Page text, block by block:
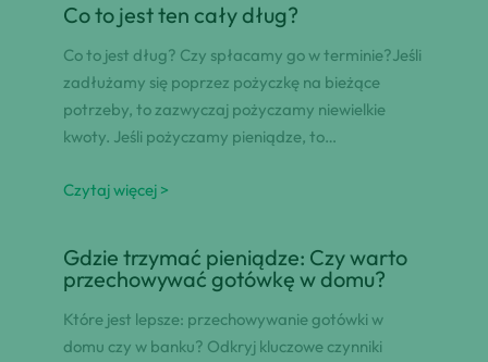
Co to jest ten cały dług?
Co to jest dług? Czy spłacamy go w terminie?Jeśli
zadłużamy się poprzez pożyczkę na bieżące
potrzeby, to zazwyczaj pożyczamy niewielkie
kwoty. Jeśli pożyczamy pieniądze, to…
Czytaj więcej >
Gdzie trzymać pieniądze: Czy warto
przechowywać gotówkę w domu?
Które jest lepsze: przechowywanie gotówki w
domu czy w banku? Odkryj kluczowe czynniki